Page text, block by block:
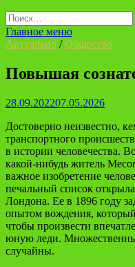
Найти:
Главное меню
Актуально /Общество
Повышая
28.09.202207.05.2026
Достоверно неизвестно,
транспортного
в истории человечества.
какой-нибудь житель
важное изобретение
печальный список
Лондона. Ее в 1896 году
опытом вождения,
чтобы произвести
юную леди.
случайны.